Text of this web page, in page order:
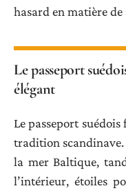
hasard en matière de
Le passeport
élégant
Le passeport
tradition scandinave.
la mer Baltique,
l’intérieur, étoiles